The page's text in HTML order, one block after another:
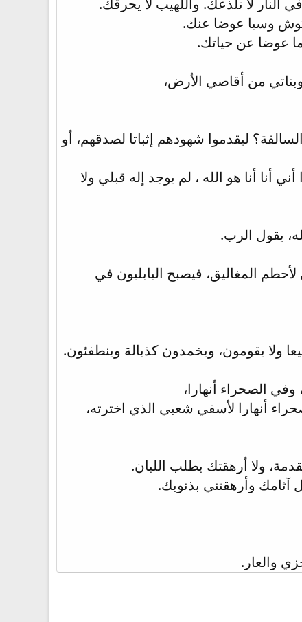
لا تلذعك. واللهيب لا يحرقك.
وسبا عوضا عنك.
عوضا عن حياتك.
من أقاصي الأرض،
ليقدموا شهودهم إثباتا لصدقهم، أو
أنا أنا هو الله ، لم يوجد إله قبلي ولا
يقول الرب.
المغاليق، فيصبح البابليون في
ولا يقومون، ويخمدون كذبالة وينطفئون.
وفي الصحراء أنهارا،
أنهارا لأسقي شعبي الذي اخترته،
ولا أرهقتك بطلب اللبان.
آثامك وأرهقتني بذنوبك.
والعار.